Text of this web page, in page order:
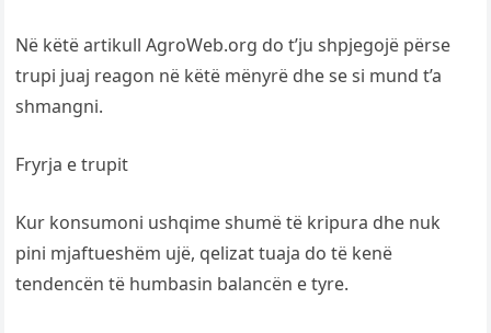
Në këtë artikull AgroWeb.org do t’ju shpjegojë përse
trupi juaj reagon në këtë mënyrë dhe se si mund t’a
shmangni.
Fryrja e trupit
Kur konsumoni ushqime shumë të kripura dhe nuk
pini mjaftueshëm ujë, qelizat tuaja do të kenë
tendencën të humbasin balancën e tyre.